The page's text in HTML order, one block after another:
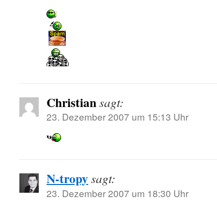
Christiansagt:
23. Dezember 2007 um 15:13 Uhr
N-tropysagt:
23. Dezember 2007 um 18:30 Uhr